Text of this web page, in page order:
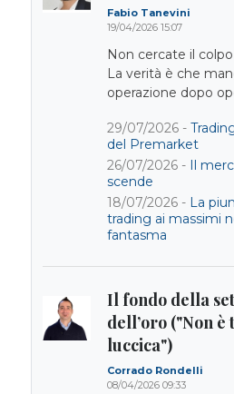
Fabio Tanevini
19/04/2026 15:07
Non cercate il
La verità è che
operazione dopo
29/07/2026 -
del Premarket
26/07/2026 - Il
scende
18/07/2026 - La
trading ai massimi
fantasma
Il fondo della
dell’oro ("Non
luccica")
Corrado Rondelli
08/04/2026 09:33